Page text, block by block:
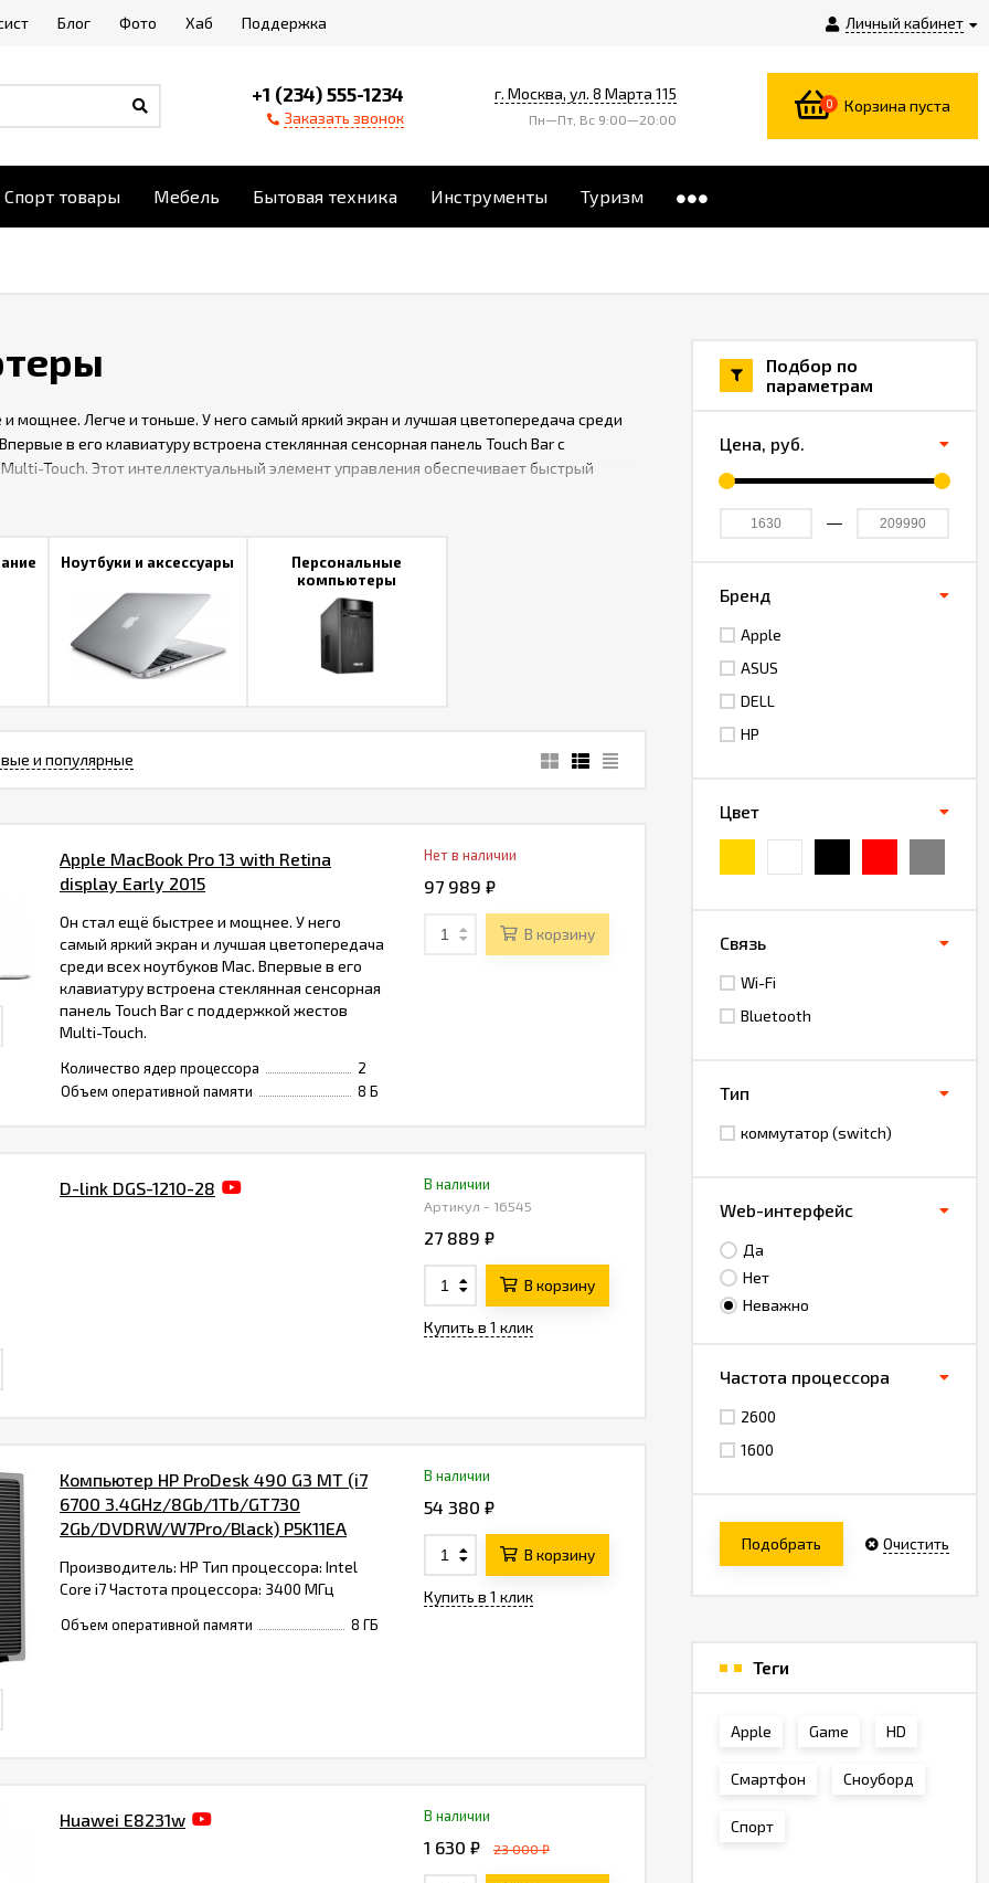
Личный кабинет
Блог Фото Хаб Поддержка
+1 (234) 555-1234
Заказать звонок
г. Москва, ул. 8 Марта 115
Пн—Пт, Вс 9:00—20:00
0 Корзина пуста
Спорт товары Мебель Бытовая техника Инструменты Туризм
мощнее. Легче и тоньше. У него самый яркий экран и лучшая цветопередача среди
в его клавиатуру встроена стеклянная сенсорная панель Touch Bar с
Touch. Этот интеллектуальный элемент управления обеспечивает быстрый
Ноутбуки и аксессуары
Персональные
компьютеры
и популярные
Apple MacBook Pro 13 with Retina
display Early 2015
Он стал ещё быстрее и мощнее. У него
самый яркий экран и лучшая цветопередача
среди всех ноутбуков Mac. Впервые в его
клавиатуру встроена стеклянная сенсорная
панель Touch Bar с поддержкой жестов
Multi-Touch.
Количество ядер процессора
2
Объем оперативной памяти
8 Б
Нет в наличии
97 989 ₽
В корзину
D-link DGS-1210-28
В наличии
Артикул - 16545
27 889 ₽
В корзину
Купить в 1 клик
Компьютер HP ProDesk 490 G3 MT (i7
6700 3.4GHz/8Gb/1Tb/GT730
2Gb/DVDRW/W7Pro/Black) P5K11EA
Производитель: HP Тип процессора: Intel
Core i7 Частота процессора: 3400 МГц
Объем оперативной памяти 8 ГБ
В наличии
54 380 ₽
В корзину
Купить в 1 клик
Huawei E8231w В наличии
1 630 ₽ 23 000 ₽
Подбор по
параметрам
Цена, руб.
Бренд
Apple
ASUS
DELL
HP
Цвет
Связь
Wi-Fi
Bluetooth
Тип
коммутатор (switch)
Web-интерфейс
Да
Нет
Неважно
Частота процессора
2600
1600
Подобрать Очистить
Теги
Apple Game HD
Смартфон Сноуборд
Спорт